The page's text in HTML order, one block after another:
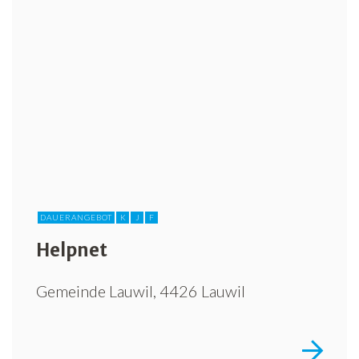
DAUERANGEBOT K J F
Helpnet
Gemeinde Lauwil, 4426 Lauwil